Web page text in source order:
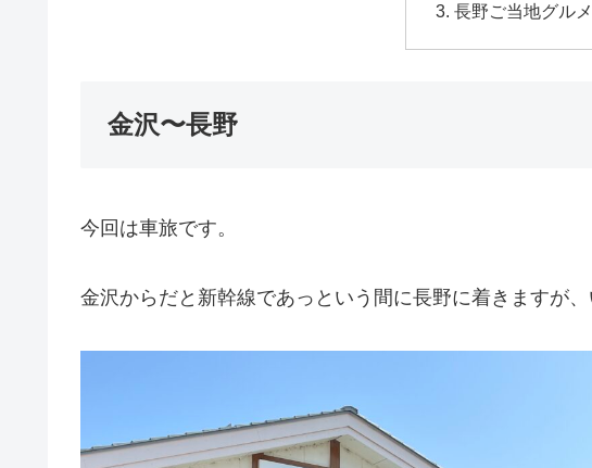
長野ご当地グルメ
金沢〜長野
今回は車旅です。
金沢からだと新幹線であっという間に長野に着きますが